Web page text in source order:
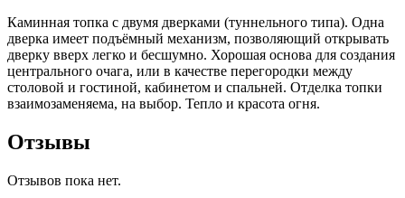
Каминная топка с двумя дверками (туннельного типа). Одна
дверка имеет подъёмный механизм, позволяющий открывать
дверку вверх легко и бесшумно. Хорошая основа для создания
центрального очага, или в качестве перегородки между
столовой и гостиной, кабинетом и спальней. Отделка топки
взаимозаменяема, на выбор. Тепло и красота огня.
Отзывы
Отзывов пока нет.